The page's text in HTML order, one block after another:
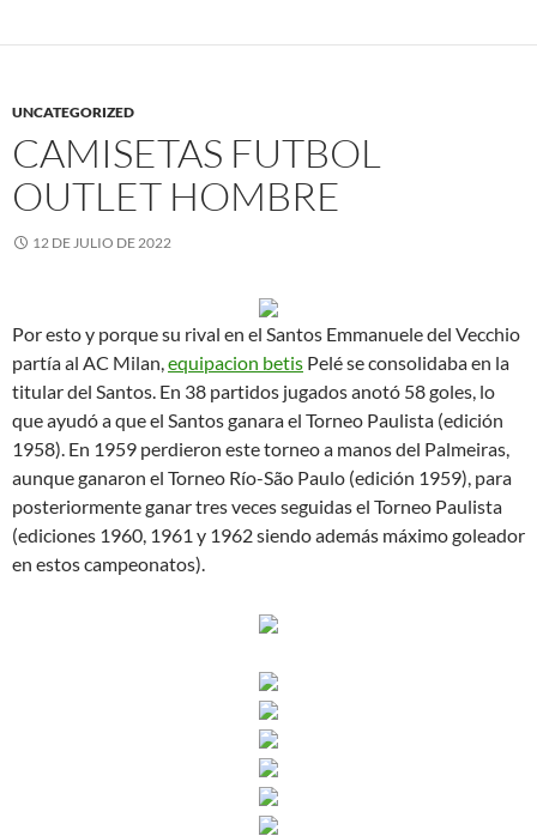
UNCATEGORIZED
CAMISETAS FUTBOL
OUTLET HOMBRE
12 DE JULIO DE 2022
Por esto y porque su rival en el Santos Emmanuele del Vecchio
partía al AC Milan,equipacion betis Pelé se consolidaba en la
titular del Santos. En 38 partidos jugados anotó 58 goles, lo
que ayudó a que el Santos ganara el Torneo Paulista (edición
1958). En 1959 perdieron este torneo a manos del Palmeiras,
aunque ganaron el Torneo Río-São Paulo (edición 1959), para
posteriormente ganar tres veces seguidas el Torneo Paulista
(ediciones 1960, 1961 y 1962 siendo además máximo goleador
en estos campeonatos).